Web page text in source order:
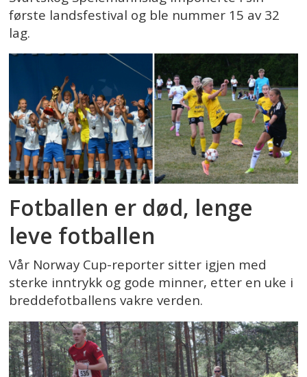
første landsfestival og ble nummer 15 av 32
lag.
Fotballen er død, lenge
leve fotballen
Vår Norway Cup-reporter sitter igjen med
sterke inntrykk og gode minner, etter en uke i
breddefotballens vakre verden.